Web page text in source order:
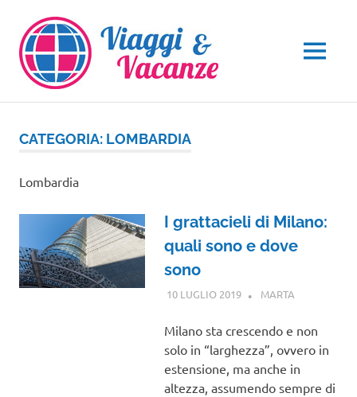
contenuto
MENU
CATEGORIA: LOMBARDIA
Lombardia
I grattacieli di Milano:
quali sono e dove
sono
10 LUGLIO 2019 MARTA
Milano sta crescendo e non
solo in “larghezza”, ovvero in
estensione, ma anche in
altezza, assumendo sempre di